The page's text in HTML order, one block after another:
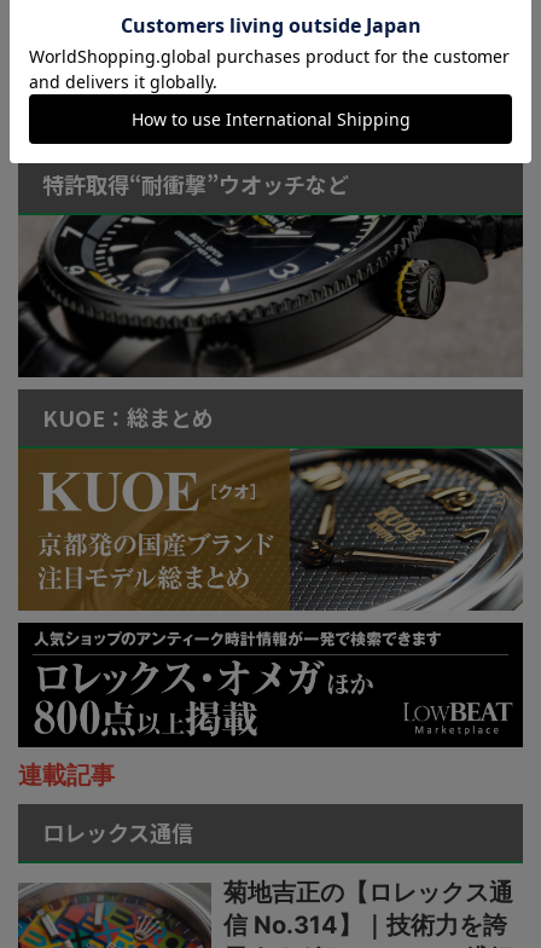
Watch LIFE NEWS
LowBEAT Marketplace
特許取得“耐衝撃”ウオッチなど
KUOE：総まとめ
連載記事
ロレックス通信
菊地吉正の【ロレックス通
信 No.314】｜技術力を誇